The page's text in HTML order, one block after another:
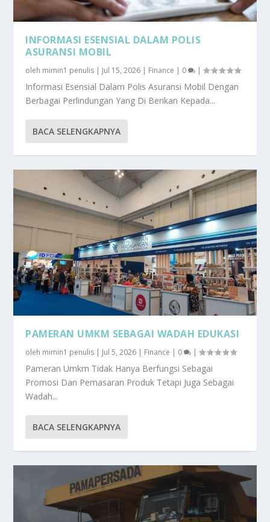
INFORMASI ESENSIAL DALAM POLIS
ASURANSI MOBIL
oleh mimin1 penulis | Jul 15, 2026 | Finance | 0 |
Informasi Esensial Dalam Polis Asuransi Mobil Dengan
Berbagai Perlindungan Yang Di Berikan Kepada...
BACA SELENGKAPNYA
PAMERAN UMKM SEBAGAI WADAH EDUKASI
oleh mimin1 penulis | Jul 5, 2026 | Finance | 0 |
Pameran Umkm Tidak Hanya Berfungsi Sebagai
Promosi Dan Pemasaran Produk Tetapi Juga Sebagai
Wadah...
BACA SELENGKAPNYA